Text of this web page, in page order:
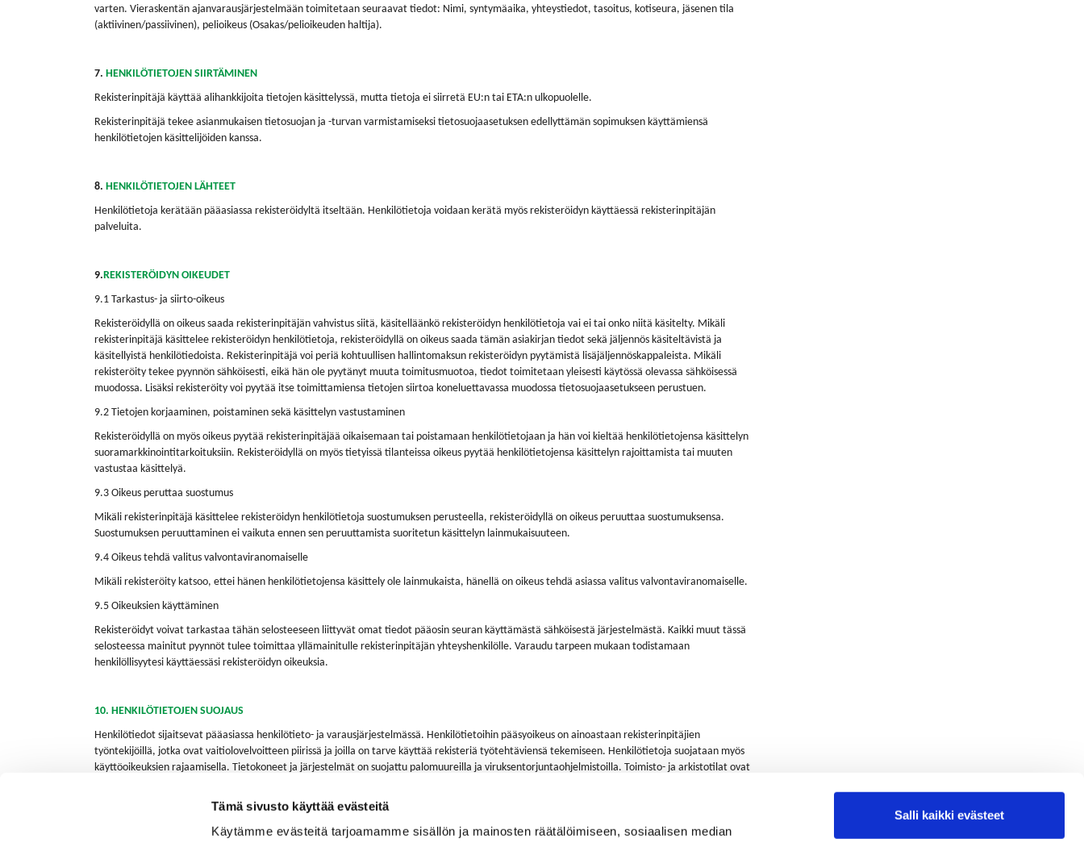
Tämä sivusto käyttää evästeitä
Käytämme evästeitä tarjoamamme sisällön ja mainosten räätälöimiseen, sosiaalisen median
Salli kaikki evästeet
varten. Vieraskentän ajanvarausjärjestelmään toimitetaan seuraavat tiedot: Nimi, syntymäaika, yhteystiedot, tasoitus, kotiseura, jäsenen tila
(aktiivinen/passiivinen), pelioikeus (Osakas/pelioikeuden haltija).
7. HENKILÖTIETOJEN SIIRTÄMINEN
Rekisterinpitäjä käyttää alihankkijoita tietojen käsittelyssä, mutta tietoja ei siirretä EU:n tai ETA:n ulkopuolelle.
Rekisterinpitäjä tekee asianmukaisen tietosuojan ja -turvan varmistamiseksi tietosuojaasetuksen edellyttämän sopimuksen käyttämiensä
henkilötietojen käsittelijöiden kanssa.
8. HENKILÖTIETOJEN LÄHTEET
Henkilötietoja kerätään pääasiassa rekisteröidyltä itseltään. Henkilötietoja voidaan kerätä myös rekisteröidyn käyttäessä rekisterinpitäjän
palveluita.
9.REKISTERÖIDYN OIKEUDET
9.1 Tarkastus- ja siirto-oikeus
Rekisteröidyllä on oikeus saada rekisterinpitäjän vahvistus siitä, käsitelläänkö rekisteröidyn henkilötietoja vai ei tai onko niitä käsitelty. Mikäli
rekisterinpitäjä käsittelee rekisteröidyn henkilötietoja, rekisteröidyllä on oikeus saada tämän asiakirjan tiedot sekä jäljennös käsiteltävistä ja
käsitellyistä henkilötiedoista. Rekisterinpitäjä voi periä kohtuullisen hallintomaksun rekisteröidyn pyytämistä lisäjäljennöskappaleista. Mikäli
rekisteröity tekee pyynnön sähköisesti, eikä hän ole pyytänyt muuta toimitusmuotoa, tiedot toimitetaan yleisesti käytössä olevassa sähköisessä
muodossa. Lisäksi rekisteröity voi pyytää itse toimittamiensa tietojen siirtoa koneluettavassa muodossa tietosuojaasetukseen perustuen.
9.2 Tietojen korjaaminen, poistaminen sekä käsittelyn vastustaminen
Rekisteröidyllä on myös oikeus pyytää rekisterinpitäjää oikaisemaan tai poistamaan henkilötietojaan ja hän voi kieltää henkilötietojensa käsittelyn
suoramarkkinointitarkoituksiin. Rekisteröidyllä on myös tietyissä tilanteissa oikeus pyytää henkilötietojensa käsittelyn rajoittamista tai muuten
vastustaa käsittelyä.
9.3 Oikeus peruttaa suostumus
Mikäli rekisterinpitäjä käsittelee rekisteröidyn henkilötietoja suostumuksen perusteella, rekisteröidyllä on oikeus peruuttaa suostumuksensa.
Suostumuksen peruuttaminen ei vaikuta ennen sen peruuttamista suoritetun käsittelyn lainmukaisuuteen.
9.4 Oikeus tehdä valitus valvontaviranomaiselle
Mikäli rekisteröity katsoo, ettei hänen henkilötietojensa käsittely ole lainmukaista, hänellä on oikeus tehdä asiassa valitus valvontaviranomaiselle.
9.5 Oikeuksien käyttäminen
Rekisteröidyt voivat tarkastaa tähän selosteeseen liittyvät omat tiedot pääosin seuran käyttämästä sähköisestä järjestelmästä. Kaikki muut tässä
selosteessa mainitut pyynnöt tulee toimittaa yllämainitulle rekisterinpitäjän yhteyshenkilölle. Varaudu tarpeen mukaan todistamaan
henkilöllisyytesi käyttäessäsi rekisteröidyn oikeuksia.
10. HENKILÖTIETOJEN SUOJAUS
Henkilötiedot sijaitsevat pääasiassa henkilötieto- ja varausjärjestelmässä. Henkilötietoihin pääsyoikeus on ainoastaan rekisterinpitäjien
työntekijöillä, jotka ovat vaitiolovelvoitteen piirissä ja joilla on tarve käyttää rekisteriä työtehtäviensä tekemiseen. Henkilötietoja suojataan myös
käyttöoikeuksien rajaamisella. Tietokoneet ja järjestelmät on suojattu palomuureilla ja viruksentorjuntaohjelmistoilla. Toimisto- ja arkistotilat ovat